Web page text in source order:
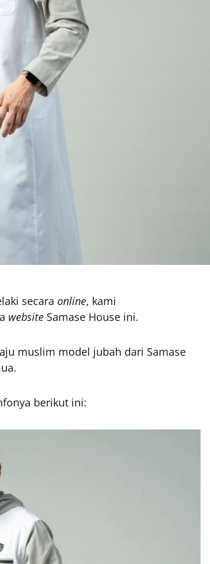
secara online, kami
website Samase House ini.
muslim model jubah dari Samase
berikut ini: